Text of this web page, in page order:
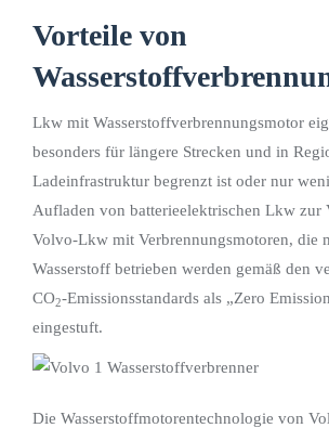
Vorteile von
Lkw mit Wasserstoffverbrennungsmotor
besonders für längere Strecken und in
Ladeinfrastruktur begrenzt ist oder nur
Aufladen von batterieelektrischen Lkw zur
Volvo-Lkw mit Verbrennungsmotoren, die
Wasserstoff betrieben werden gemäß den
CO2-Emissionsstandards als „Zero
eingestuft.
Die Wasserstoffmotorentechnologie von